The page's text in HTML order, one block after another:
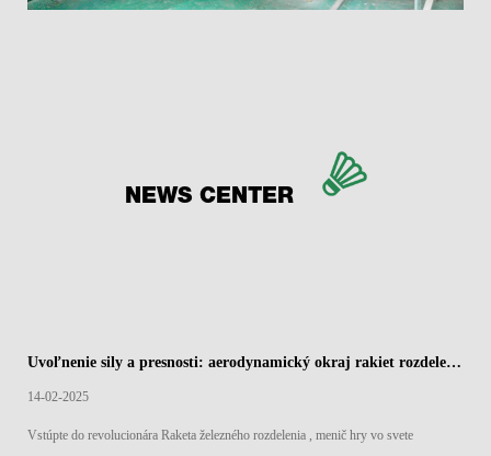
NEWS CENTER
Uvoľnenie sily a presnosti: aerodynamický okraj rakiet rozdelenia železného rozdelenia
14-02-2025
Vstúpte do revolucionára Raketa železného rozdelenia , menič hry vo svete